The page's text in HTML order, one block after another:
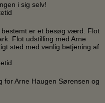
i sig selv!
bestemt er et besøg værd. Flot
Flot udstilling med Arne
sted med venlig betjening af
for Arne Haugen Sørensen og